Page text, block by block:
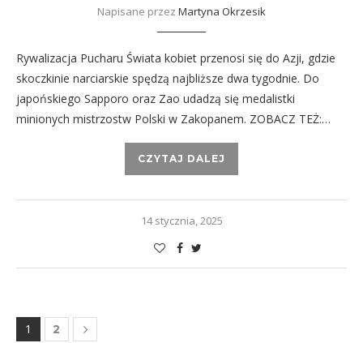
Napisane przez Martyna Okrzesik
Rywalizacja Pucharu Świata kobiet przenosi się do Azji, gdzie
skoczkinie narciarskie spędzą najbliższe dwa tygodnie. Do
japońskiego Sapporo oraz Zao udadzą się medalistki
minionych mistrzostw Polski w Zakopanem. ZOBACZ TEŻ:…
CZYTAJ DALEJ
14 stycznia, 2025
1 2